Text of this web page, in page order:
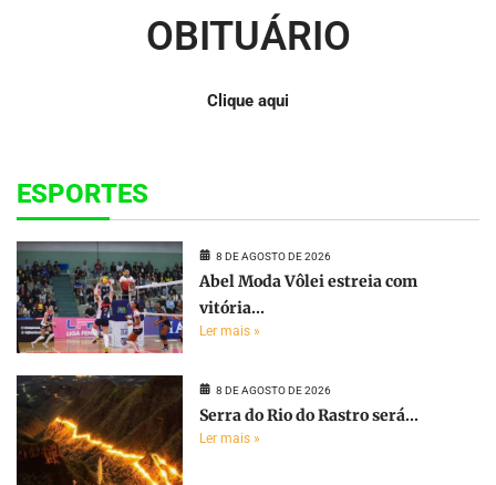
OBITUÁRIO
Clique aqui
ESPORTES
8 DE AGOSTO DE 2026
Abel Moda Vôlei estreia com
vitória...
Ler mais »
8 DE AGOSTO DE 2026
Serra do Rio do Rastro será...
Ler mais »